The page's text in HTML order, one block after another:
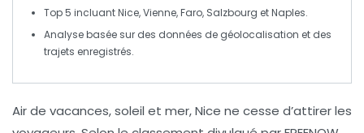
Top 5 incluant Nice, Vienne, Faro, Salzbourg et Naples.
Analyse basée sur des données de géolocalisation et des
trajets enregistrés.
Air de vacances, soleil et mer, Nice ne cesse d’attirer les